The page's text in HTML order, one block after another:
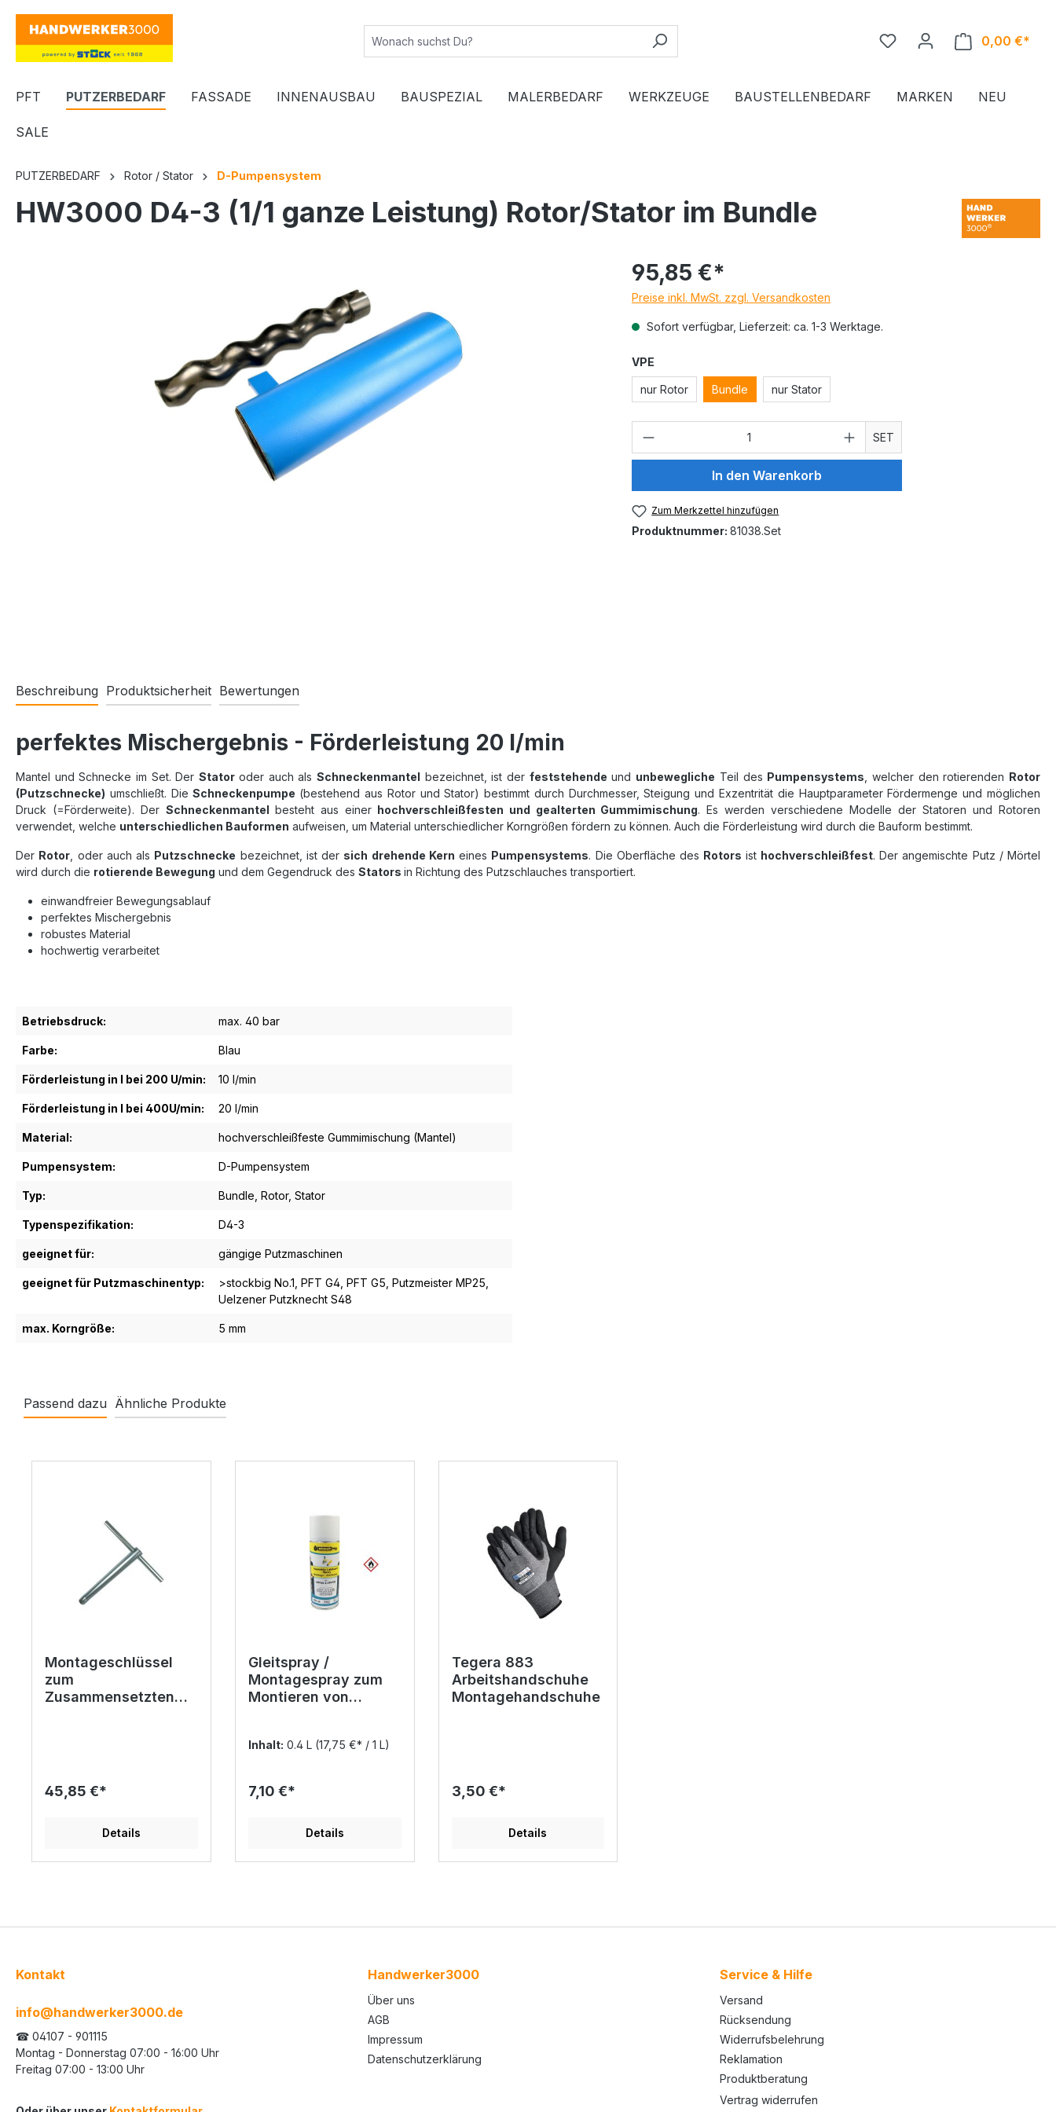
Zur Hauptnavigation springen
0,00 €*
PFT PUTZERBEDARF FASSADE INNENAUSBAU BAUSPEZIAL MALERBEDARF WERKZEUGE BAUSTELLENBEDARF MARKEN NEU
SALE
PUTZERBEDARF Rotor / Stator D-Pumpensystem
HW3000 D4-3 (1/1 ganze Leistung) Rotor/Stator im Bundle
95,85 €*
Preise inkl. MwSt. zzgl. Versandkosten
Sofort verfügbar, Lieferzeit: ca. 1-3 Werktage.
VPE
nur Rotor Bundle nur Stator
Produkt Anzahl: Gib den gewünschten Wert
SET
In den Warenkorb
Zum Merkzettel hinzufügen
Produktnummer: 81038.Set
Beschreibung Produktsicherheit Bewertungen
perfektes Mischergebnis - Förderleistung 20 l/min
Mantel und Schnecke im Set. DerStator oder auch als Schneckenmantel bezeichnet, ist der feststehende und unbewegliche Teil des Pumpensystems , welcher den rotierenden Rotor
(Putzschnecke) umschließt. DieSchneckenpumpe (bestehend aus Rotor und Stator) bestimmt durch Durchmesser, Steigung und Exzentrität die Hauptparameter Fördermenge und möglichen
Druck (=Förderweite). Der Schneckenmantel besteht aus einerhochverschleißfesten und gealterten Gummimischung. Es werden verschiedene Modelle der Statoren und Rotoren
verwendet, welche unterschiedlichen Bauformen aufweisen, um Material unterschiedlicher Korngrößen fördern zu können. Auch die Förderleistung wird durch die Bauform bestimmt.
Der Rotor , oder auch als Putzschnecke bezeichnet, ist der sich drehende Kern eines Pumpensystems. Die Oberfläche des Rotors ist hochverschleißfest. Der angemischte Putz / Mörtel
wird durch die rotierende Bewegung und dem Gegendruck des Stators in Richtung des Putzschlauches transportiert.
einwandfreier Bewegungsablauf
perfektes Mischergebnis
robustes Material
hochwertig verarbeitet
Betriebsdruck: max. 40 bar
Farbe: Blau
Förderleistung in l bei 200 U/min: 10 l/min
Förderleistung in l bei 400U/min: 20 l/min
Material: hochverschleißfeste Gummimischung (Mantel)
Pumpensystem: D-Pumpensystem
Typ: Bundle , Rotor, Stator
Typenspezifikation: D4-3
geeignet für: gängige Putzmaschinen
geeignet für Putzmaschinentyp: >stockbig No.1 , PFT G4 , PFT G5 , Putzmeister MP25
Uelzener Putzknecht S48
max. Korngröße: 5 mm
Passend dazu Ähnliche Produkte
Montageschlüssel
zum
Zusammensetzten
45,85 €*
Details
Gleitspray /
Montagespray zum
Montieren von
Inhalt: 0.4 L (17,75 €* / 1 L)
7,10 €*
Details
Tegera 883
Arbeitshandschuhe
Montagehandschuhe
3,50 €*
Details
Kontakt
info@handwerker3000.de
☎ 04107 - 901115
Montag - Donnerstag 07:00 - 16:00 Uhr
Freitag 07:00 - 13:00 Uhr
Handwerker3000
Über uns
AGB
Impressum
Datenschutzerklärung
Service & Hilfe
Versand
Rücksendung
Widerrufsbelehrung
Reklamation
Produktberatung
Vertrag widerrufen